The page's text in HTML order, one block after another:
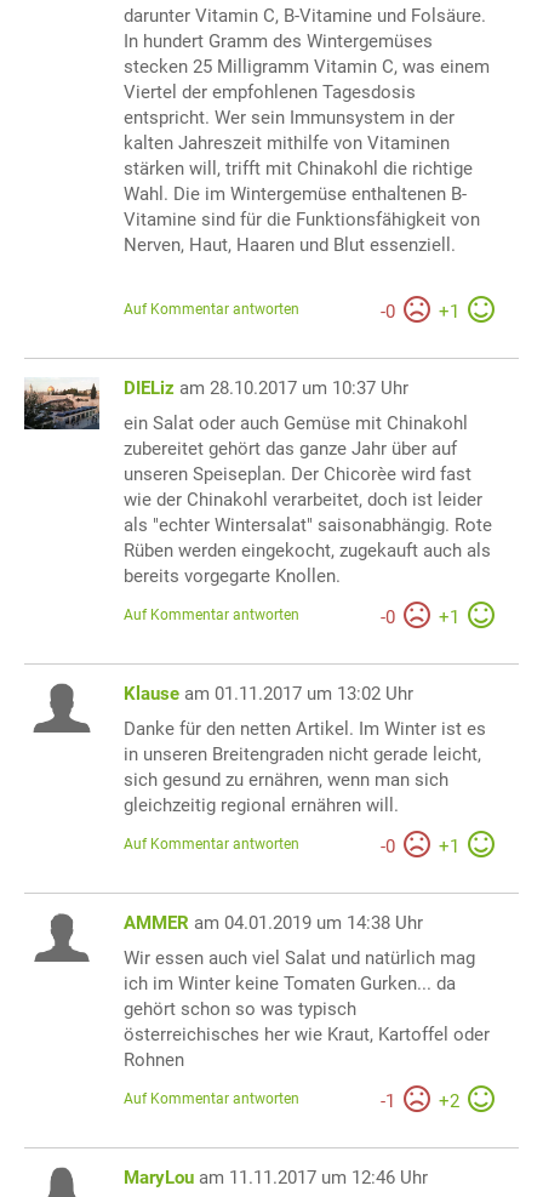
darunter Vitamin C, B-Vitamine und Folsäure.
In hundert Gramm des Wintergemüses
stecken 25 Milligramm Vitamin C, was einem
Viertel der empfohlenen Tagesdosis
entspricht. Wer sein Immunsystem in der
kalten Jahreszeit mithilfe von Vitaminen
stärken will, trifft mit Chinakohl die richtige
Wahl. Die im Wintergemüse enthaltenen B-
Vitamine sind für die Funktionsfähigkeit von
Nerven, Haut, Haaren und Blut essenziell.
-0 +1
Auf Kommentar antworten
DIELiz am 28.10.2017 um 10:37 Uhr
ein Salat oder auch Gemüse mit Chinakohl
zubereitet gehört das ganze Jahr über auf
unseren Speiseplan. Der Chicorèe wird fast
wie der Chinakohl verarbeitet, doch ist leider
als "echter Wintersalat" saisonabhängig. Rote
Rüben werden eingekocht, zugekauft auch als
bereits vorgegarte Knollen.
-0 +1
Auf Kommentar antworten
Klause am 01.11.2017 um 13:02 Uhr
Danke für den netten Artikel. Im Winter ist es
in unseren Breitengraden nicht gerade leicht,
sich gesund zu ernähren, wenn man sich
gleichzeitig regional ernähren will.
-0 +1
Auf Kommentar antworten
AMMER am 04.01.2019 um 14:38 Uhr
Wir essen auch viel Salat und natürlich mag
ich im Winter keine Tomaten Gurken... da
gehört schon so was typisch
österreichisches her wie Kraut, Kartoffel oder
Rohnen
-1 +2
Auf Kommentar antworten
MaryLou am 11.11.2017 um 12:46 Uhr